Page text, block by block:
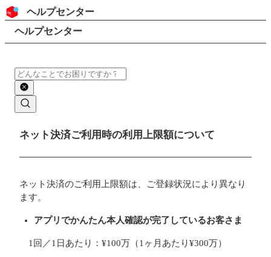
コンテンツにスキップ
ヘッダー
ヘルプセンター
検索
パンくずリスト
ヘルプセンター
検索
メインコンテンツ
ネット決済ご利用時の利用上限額について
ネット決済のご利用上限額は、ご登録状況により異なり
ます。
アプリでかんたん本人確認が完了しているお客さま
1回／1日あたり：¥100万（1ヶ月あたり¥300万）